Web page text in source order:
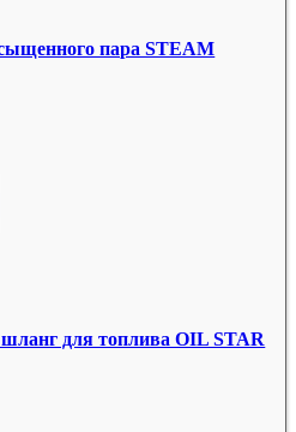
пара STEAM
для топлива OIL STAR